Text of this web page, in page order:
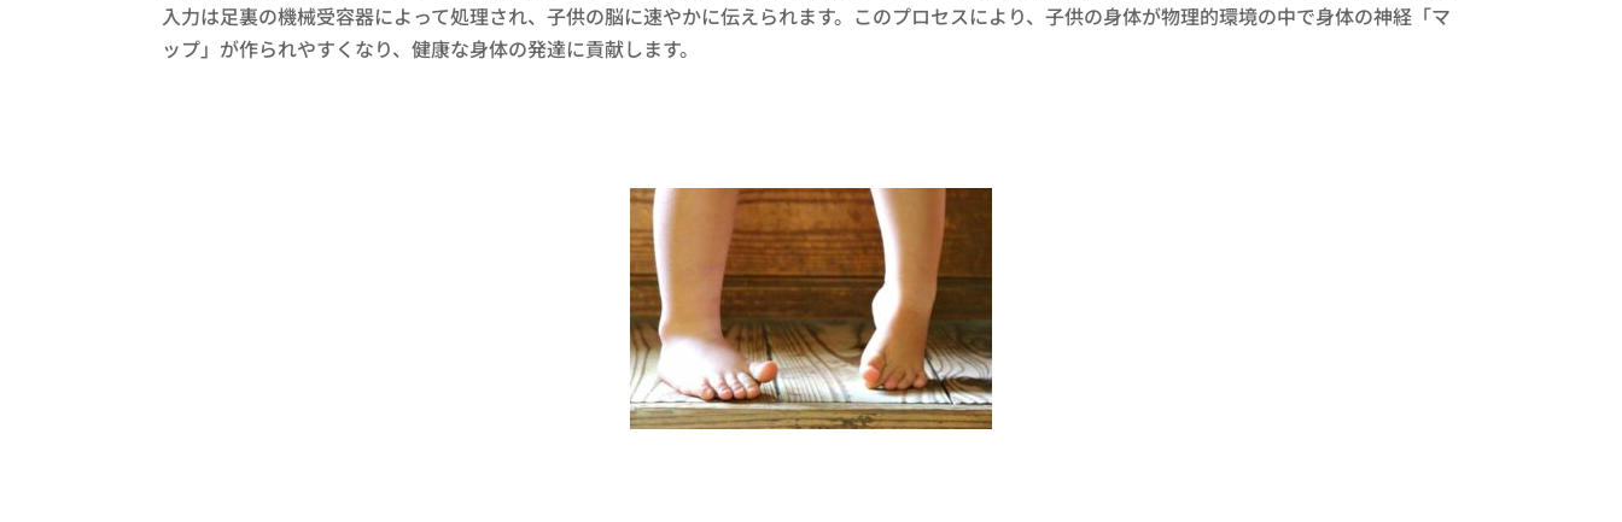
入力は足裏の機械受容器によって処理され、子供の脳に速やかに伝えられます。このプロセスにより、子供の身体が物理的環境の中で身体の神経「マ
ップ」が作られやすくなり、健康な身体の発達に貢献します。